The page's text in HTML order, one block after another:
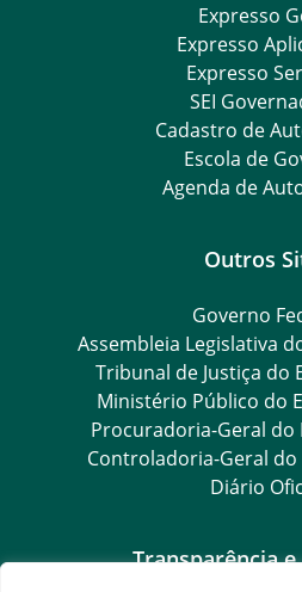
Expresso
Expresso
Expresso
SEI
Cadastro de
Escola de
Agenda de
Outros
Governo
Assembleia Legislativa
Tribunal de Justiça do
Ministério Público do
Procuradoria-Geral do
Controladoria-Geral do
Diário
Transparência